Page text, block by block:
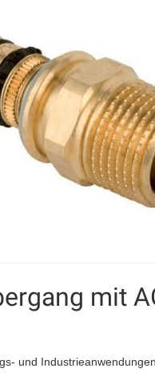
mit
und Industrieanwendungen